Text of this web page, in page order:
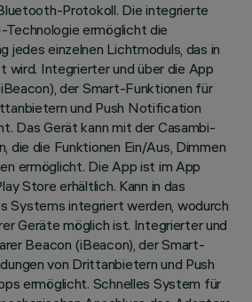
Protokoll. Die integrierte
ermöglicht die
jedes einzelnen Lichtmoduls, das in
wird. Integrierter und über die App
der Smart-Funktionen für
und Push Notification
Das Gerät kann mit der Casambi-
die die Funktionen Ein/Aus, Dimmen
ermöglicht. Die App ist im App
Store erhältlich. Kann in das
Systems integriert werden, wodurch
Geräte möglich ist. Integrierter und
Beacon (iBeacon), der Smart-
von Drittanbietern und Push
ermöglicht. Schnelles System für